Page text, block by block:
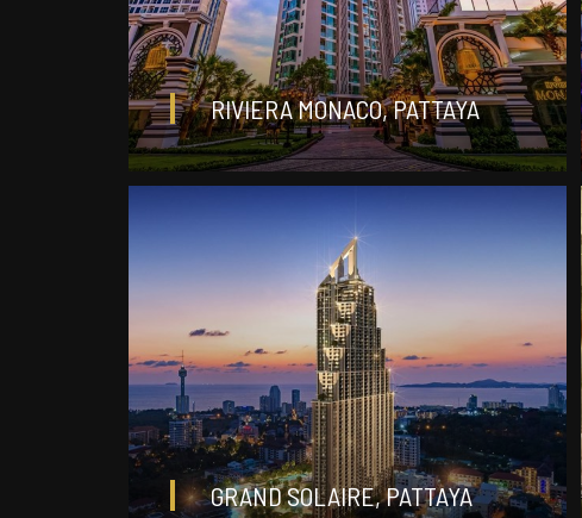
RIVIERA MONACO, PATTAYA
студия 0
GRAND SOLAIRE, PATTAYA
฿ 4 000 000
студия 0
ДЕТАЛИ